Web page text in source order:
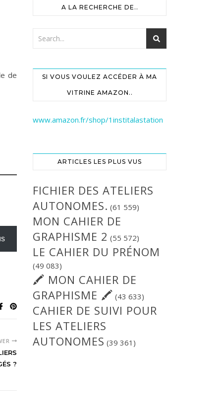
de
?
A LA RECHERCHE DE..
SI VOUS VOULEZ ACCÉDER À MA
VITRINE AMAZON..
www.amazon.fr/shop/1institalastation
ARTICLES LES PLUS VUS
FICHIER DES ATELIERS
AUTONOMES. (61 559)
MON CAHIER DE
GRAPHISME 2 (55 572)
LE CAHIER DU PRÉNOM
(49 083)
🖍 MON CAHIER DE
GRAPHISME 🖍 (43 633)
CAHIER DE SUIVI POUR
LES ATELIERS
AUTONOMES (39 361)